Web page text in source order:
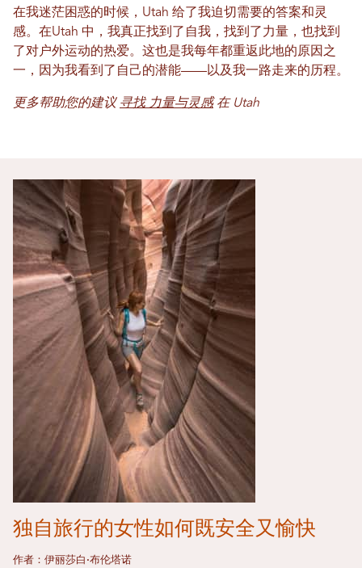
在我迷茫困惑的时候，Utah 给了我迫切需要的答案和灵
感。在Utah 中，我真正找到了自我，找到了力量，也找到
了对户外运动的热爱。这也是我每年都重返此地的原因之
一，因为我看到了自己的潜能——以及我一路走来的历程。
更多帮助您的建议 寻找 力量与灵感在 Utah
独自旅行的女性如何既安全又愉快
作者：伊丽莎白·布伦塔诺